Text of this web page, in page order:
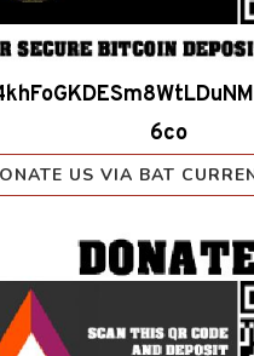
6co
US VIA BAT